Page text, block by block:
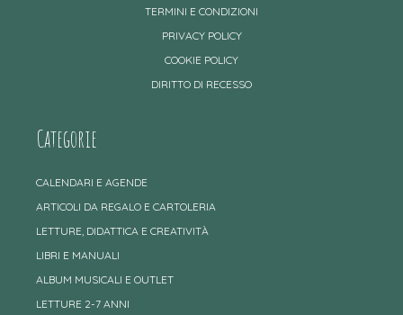
TERMINI E CONDIZIONI
PRIVACY POLICY
COOKIE POLICY
DIRITTO DI RECESSO
Categorie
CALENDARI E AGENDE
ARTICOLI DA REGALO E CARTOLERIA
LETTURE, DIDATTICA E CREATIVITÀ
LIBRI E MANUALI
ALBUM MUSICALI E OUTLET
LETTURE 2-7 ANNI